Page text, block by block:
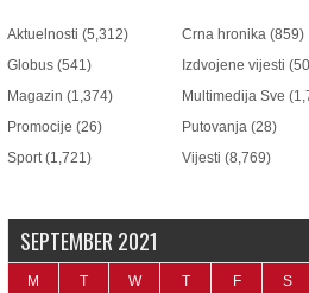
Aktuelnosti (5,312) Crna hronika (859)
Globus (541) Izdvojene vijesti
Magazin (1,374) Multimedija Sve
Promocije (26) Putovanja (28)
Sport(1,721) Vijesti (8,769)
SEPTEMBER 2021
M T W T F S